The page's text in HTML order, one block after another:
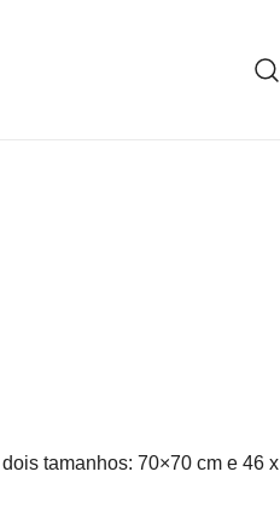
tamanhos: 70×70 cm e 46